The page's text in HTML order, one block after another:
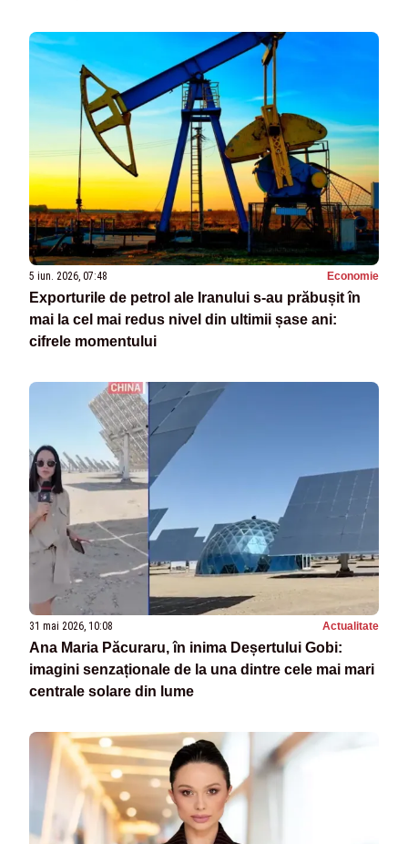
5 iun. 2026, 07:48 Economie
Exporturile de petrol ale Iranului s-au prăbușit în
mai la cel mai redus nivel din ultimii șase ani:
cifrele momentului
31 mai 2026, 10:08 Actualitate
Ana Maria Păcuraru, în inima Deșertului Gobi:
imagini senzaționale de la una dintre cele mai mari
centrale solare din lume